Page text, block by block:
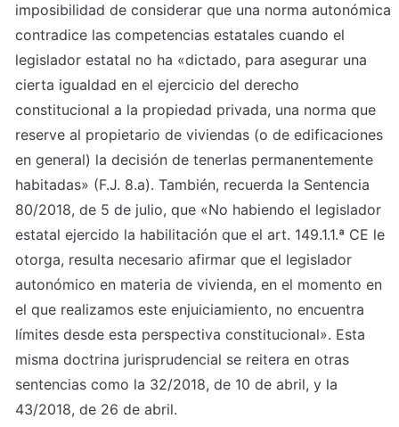
imposibilidad de considerar que una norma autonómica
contradice las competencias estatales cuando el
legislador estatal no ha «dictado, para asegurar una
cierta igualdad en el ejercicio del derecho
constitucional a la propiedad privada, una norma que
reserve al propietario de viviendas (o de edificaciones
en general) la decisión de tenerlas permanentemente
habitadas» (F.J. 8.a). También, recuerda la Sentencia
80/2018, de 5 de julio, que «No habiendo el legislador
estatal ejercido la habilitación que el art. 149.1.1.ª CE le
otorga, resulta necesario afirmar que el legislador
autonómico en materia de vivienda, en el momento en
el que realizamos este enjuiciamiento, no encuentra
límites desde esta perspectiva constitucional». Esta
misma doctrina jurisprudencial se reitera en otras
sentencias como la 32/2018, de 10 de abril, y la
43/2018, de 26 de abril.